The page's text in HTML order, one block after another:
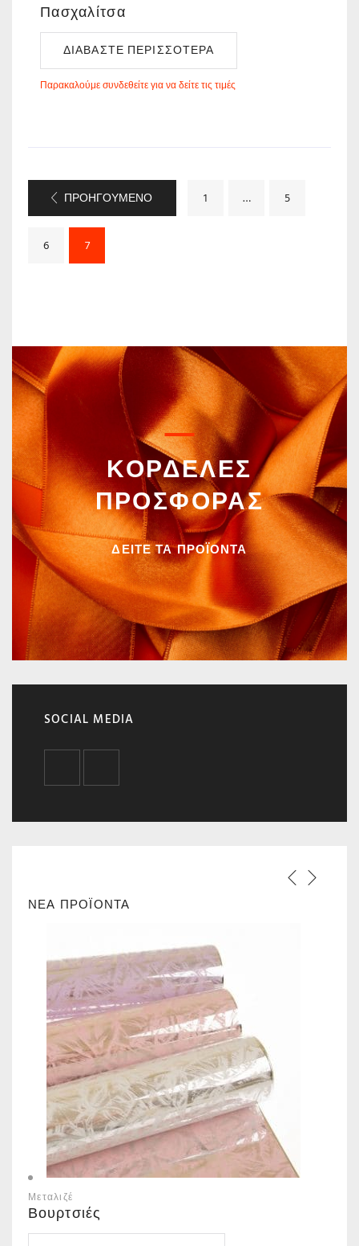
Πασχαλίτσα
ΔΙΑΒΆΣΤΕ ΠΕΡΙΣΣΌΤΕΡΑ
Παρακαλούμε συνδεθείτε για να δείτε τις τιμές
ΠΡΟΗΓΟΎΜΕΝΟ 1 … 5
6 7
ΚΟΡΔΕΛΕΣ
ΠΡΟΣΦΟΡΑΣ
ΔΕΙΤΕ ΤΑ ΠΡΟΪΟΝΤΑ
SOCIAL MEDIA
ΝΕΑ ΠΡΟΪΟΝΤΑ
Μεταλιζέ
Βουρτσιές